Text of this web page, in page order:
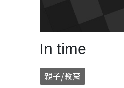
In time
親子/教育